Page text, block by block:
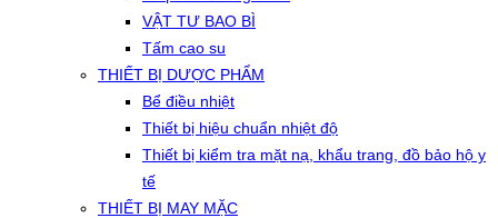
VẬT TƯ BAO BÌ
Tấm cao su
THIẾT BỊ DƯỢC PHẨM
Bể điều nhiệt
Thiết bị hiệu chuẩn nhiệt độ
Thiết bị kiểm tra mặt nạ, khẩu trang, đồ bảo hộ y
tế
THIẾT BỊ MAY MẶC